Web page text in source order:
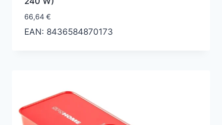
66,64 €
EAN: 8436584870173